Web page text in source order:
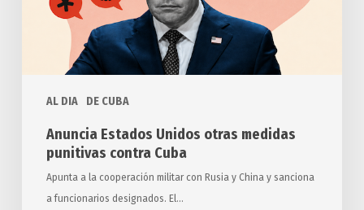
AL DIA DE CUBA
punitivas
Anuncia Estados Unidos otras medidas
punitivas contra Cuba
Apunta a la cooperación militar con Rusia y China y sanciona
a funcionarios designados. El…